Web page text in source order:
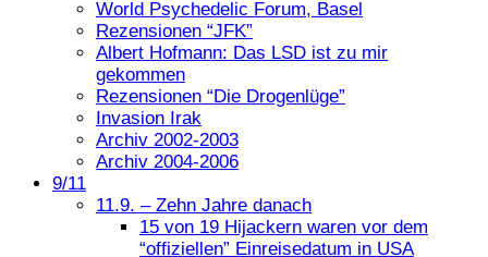
World Psychedelic Forum, Basel
Rezensionen “JFK”
Albert Hofmann: Das LSD ist zu mir
gekommen
Rezensionen “Die Drogenlüge”
Invasion Irak
Archiv 2002-2003
Archiv 2004-2006
9/11
11.9. – Zehn Jahre danach
15 von 19 Hijackern waren vor dem
“offiziellen” Einreisedatum in USA